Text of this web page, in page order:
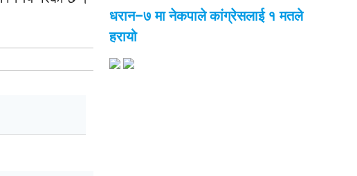
धरान–७ मा नेकपाले कांग्रेसलाई १ मतले
हरायो